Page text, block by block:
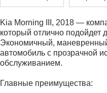
Kia Morning III, 2018 —
который отлично подойдет
Экономичный,
автомобиль с прозрачной
обслуживанием.
Главные преимущества: